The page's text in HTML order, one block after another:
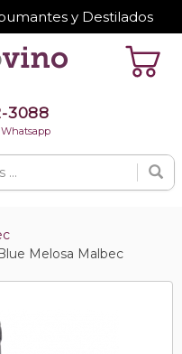
y Destilados
3088
Melosa Malbec